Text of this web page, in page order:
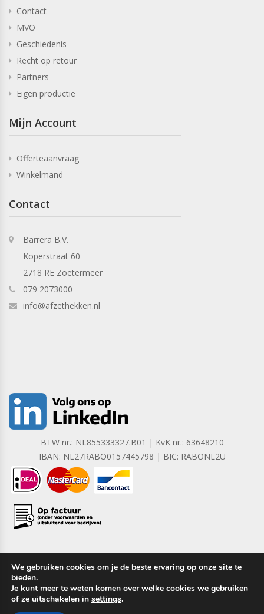
Contact
MVO
Geschiedenis
Recht op retour
Partners
Eigen productie
Mijn Account
Offerteaanvraag
Winkelmand
Contact
Barrera B.V.
Koperstraat 60
2718 RE Zoetermeer
079 2073000
info@afzethekken.nl
BTW nr.: NL855333327.B01 | KvK nr.: 63648210
IBAN: NL27RABO0157445798 | BIC: RABONL2U
Copyright © 2023 Barrera B.V. Alle rechten voorbehouden.
We gebruiken cookies om je de beste ervaring op onze site te
bieden.
Je kunt meer te weten komen over welke cookies we gebruiken
of ze uitschakelen in settings.